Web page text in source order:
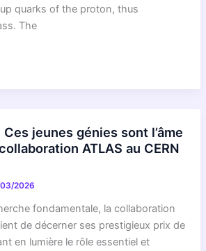
quarks of the proton, thus
The
Ces jeunes génies sont l’âme
ATLAS au CERN
2026
fondamentale, la collaboration
de décerner ses prestigieux prix de
en lumière le rôle essentiel et